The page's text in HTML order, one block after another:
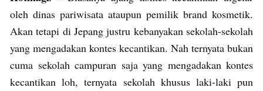
oleh dinas pariwisata ataupun pemilik brand kosmetik.
Akan tetapi di Jepang justru kebanyakan sekolah-sekolah
yang mengadakan kontes kecantikan. Nah ternyata bukan
cuma sekolah campuran saja yang mengadakan kontes
kecantikan loh, ternyata sekolah khusus laki-laki pun